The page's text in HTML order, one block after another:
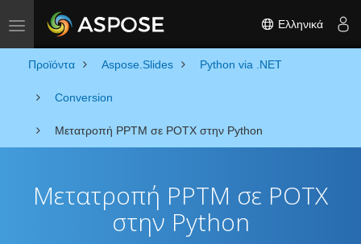
Toggle navigation Ελληνικά
Προϊόντα Aspose.Slides Python via .NET
Conversion
Μετατροπή PPTM σε POTX στην Python
Μετατροπή PPTM σε POTX
στην Python